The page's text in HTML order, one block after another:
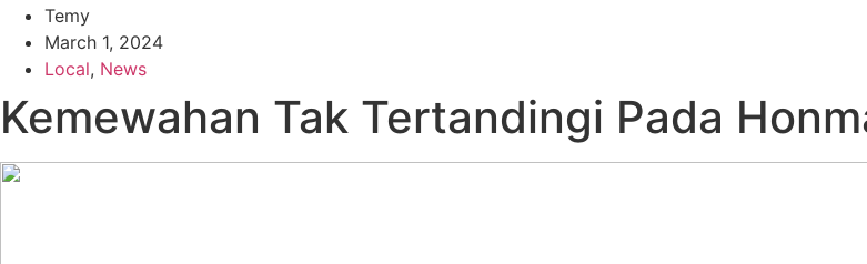
Temy
March 1, 2024
Local, News
Kemewahan Tak Tertandingi Pada